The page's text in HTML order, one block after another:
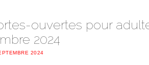
ouvertes pour
2024
2024